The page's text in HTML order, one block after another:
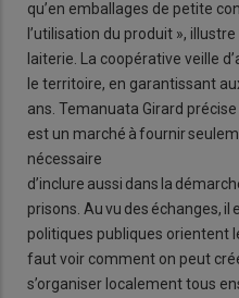
qu’en emballages de petite
l’utilisation du produit »,
laiterie. La coopérative veille
le territoire, en garantissant
ans. Temanuata Girard
est un marché à fournir
nécessaire
d’inclure aussi dans la
prisons. Au vu des échanges, il
politiques publiques orientent
faut voir comment on peut
s’organiser localement tous